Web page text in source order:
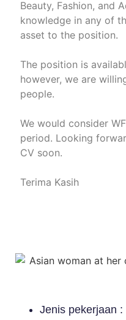
Beauty, Fashion, and
knowledge in any of
asset to the position.
The position is
however, we are
people.
We would consider
period. Looking
CV soon.
Terima Kasih
Jenis pekerjaan